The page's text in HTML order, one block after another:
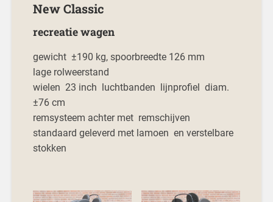
New Classic
recreatie wagen
gewicht ±190 kg, spoorbreedte 126 mm
lage rolweerstand
wielen 23 inch luchtbanden lijnprofiel diam.
±76 cm
remsysteem achter met remschijven
standaard geleverd met lamoen en verstelbare
stokken